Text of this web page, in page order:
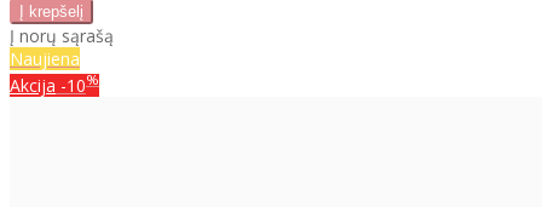
Į norų sąrašą
Naujiena
Akcija -10%